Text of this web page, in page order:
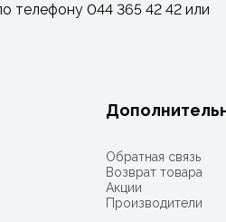
телефону 044 365 42 42 или
Обратная связь
Возврат товара
Акции
Производители